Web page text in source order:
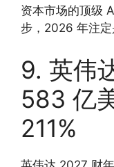
资本市场的顶级
步，2026 年注定
9. 英伟
583 亿
211%